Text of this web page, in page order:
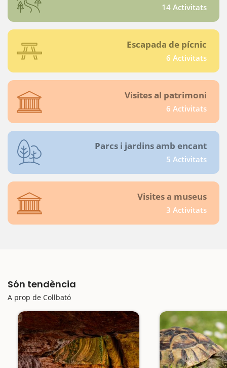
14 Activitats
Escapada de pícnic
6 Activitats
Visites al patrimoni
6 Activitats
Parcs i jardins amb encant
5 Activitats
Visites a museus
3 Activitats
Són tendència
A prop de Collbató